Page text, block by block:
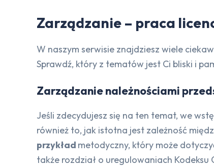
Zarządzanie – praca
W naszym serwisie znajdziesz wiele
Sprawdź, który z tematów jest Ci bliski i
Zarządzanie należnościami
Jeśli zdecydujesz się na ten temat, we
również to, jak istotna jest zależność
przykład metodyczny, który może
także rozdział o uregulowaniach